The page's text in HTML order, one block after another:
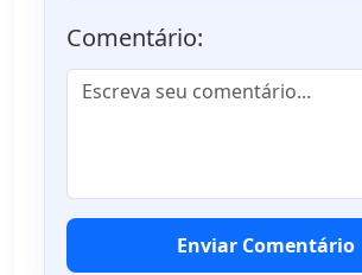
Comentário:
Enviar Comentário